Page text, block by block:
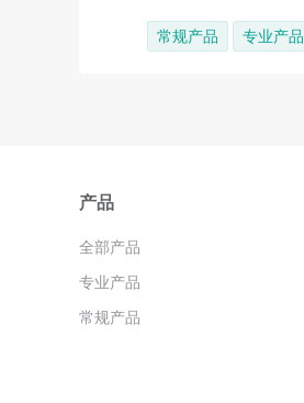
常规产品 专业产品
产品
全部产品
专业产品
常规产品